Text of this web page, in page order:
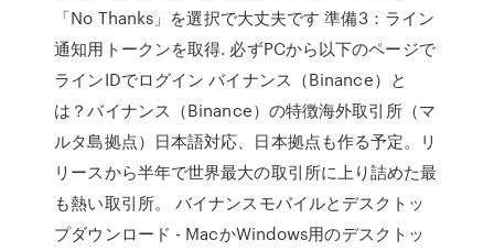
「No Thanks」を選択で大丈夫です 準備3：ライン
通知用トークンを取得. 必ずPCから以下のページで
ラインIDでログイン バイナンス（Binance）と
は？バイナンス（Binance）の特徴海外取引所（マ
ルタ島拠点）日本語対応、日本拠点も作る予定。リ
リースから半年で世界最大の取引所に上り詰めた最
も熱い取引所。 バイナンスモバイルとデスクトッ
プダウンロード - MacかWindows用のデスクトッ